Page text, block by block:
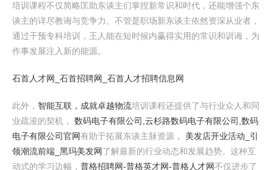
培训课程不仅简略匡助东谈主们掌捏新常识和时代，还能增强个东
谈主的详尽教诲与竞争力。不管是职场新东谈主依然资深从业者，
通过干预专科培训，王人能在短时候内赢得实用的常识和训诲，为
作事发展注入新的能源。
石首人才网_石首招聘网_石首人才招聘信息网
此外， 智能互联，成就卓越物流培训课程还提供了与行业众人和同
业疏浚的契机， 数码电子有限公司,云杉路数码电子有限公司,数码
电子有限公司官网有助于拓展东谈主脉资源， 美发店开业活动_引
领潮流前端_黑玛美发网了解最新的行业动态和发展趋势。这种互
动式的学习边幅， 普格招聘网-普格英才网-普格人才网不仅进步了